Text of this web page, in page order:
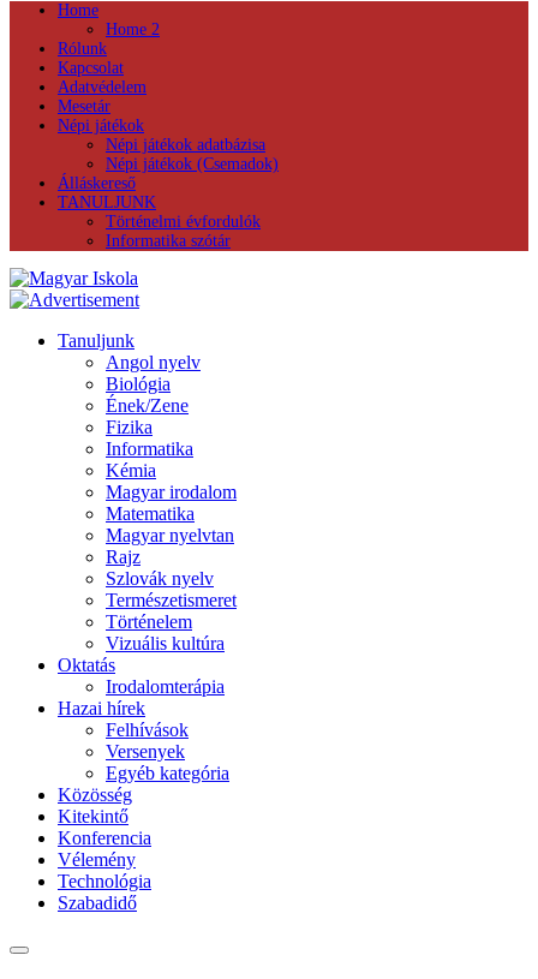
Home
Home 2
Rólunk
Kapcsolat
Adatvédelem
Mesetár
Népi játékok
Népi játékok adatbázisa
Népi játékok (Csemadok)
Álláskereső
TANULJUNK
Történelmi évfordulók
Informatika szótár
Tanuljunk
Angol nyelv
Biológia
Ének/Zene
Fizika
Informatika
Kémia
Magyar irodalom
Matematika
Magyar nyelvtan
Rajz
Szlovák nyelv
Természetismeret
Történelem
Vizuális kultúra
Oktatás
Irodalomterápia
Hazai hírek
Felhívások
Versenyek
Egyéb kategória
Közösség
Kitekintő
Konferencia
Vélemény
Technológia
Szabadidő